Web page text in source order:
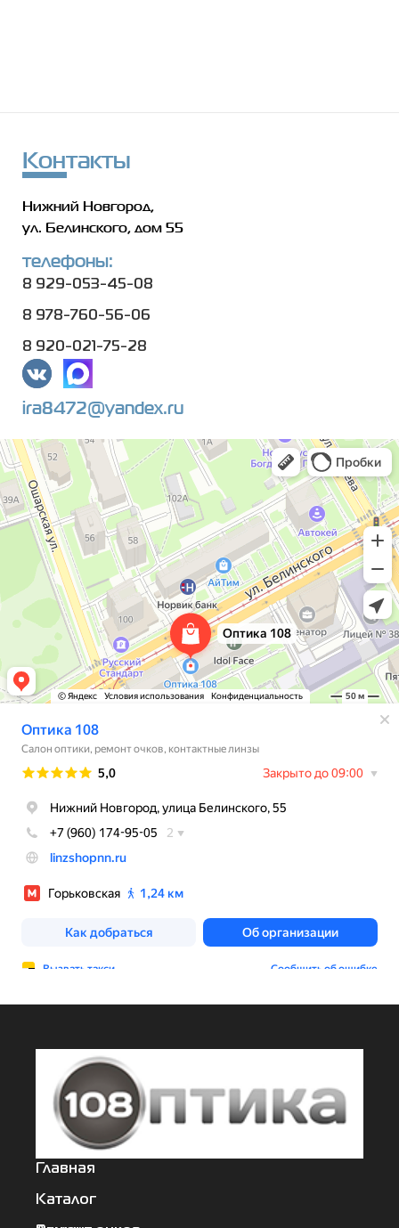
Контакты
Нижний Новгород,
ул. Белинского, дом 55
телефоны:
8 929-053-45-08
8 978-760-56-06
8 920-021-75-28
ira8472@yandex.ru
Оптика 108
Салон оптики в Нижнем Новгороде
Ремонт очков в Нижнем Новгороде
Главная
Каталог